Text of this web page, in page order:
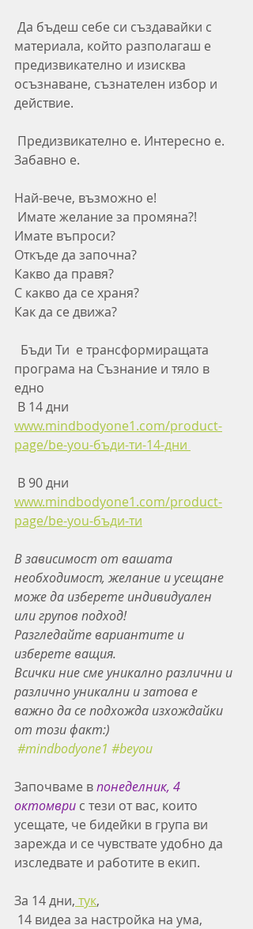
материала, който разполагаш е
предизвикателно и изисква
осъзнаване, съзнателен избор и
действие.
Забавно е.
Най-вече, възможно е!
Имате желание за промяна?!
Имате въпроси?
Откъде да започна?
Какво да правя?
С какво да се храня?
Как да се движа?
програма на Съзнание и тяло в
едно
В 14 дни
www.mindbodyone1.com/product-
page/be-you-бъди-ти-14-дни
В 90 дни
www.mindbodyone1.com/product-
page/be-you-бъди-ти
В зависимост от вашата
необходимост, желание и усещане
може да изберете индивидуален
или групов подход!
Разгледайте вариантите и
изберете ващия.
Всички ние сме уникално различни и
различно уникални и затова е
важно да се подхожда изхождайки
от този факт:)
#mindbodyone1 #beyou
Започваме в понеделник, 4
октомври с тези от вас, които
усещате, че бидейки в група ви
зарежда и се чувствате удобно да
изследвате и работите в екип.
За 14 дни, тук,
14 видеа за настройка на ума,